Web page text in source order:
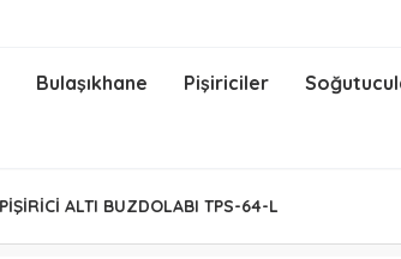
Bulaşıkhane Pişiriciler
ALTI BUZDOLABI TPS-64-L